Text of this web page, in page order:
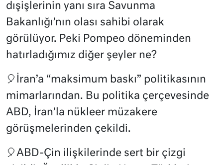
dışişlerinin yanı sıra Savunma
Bakanlığı’nın olası sahibi olarak
görülüyor. Peki Pompeo döneminden
hatırladığımız diğer şeyler ne?
🎈İran’a “maksimum baskı” politikasının
mimarlarından. Bu politika çerçevesinde
ABD, İran’la nükleer müzakere
görüşmelerinden çekildi.
🎈ABD-Çin ilişkilerinde sert bir çizgi